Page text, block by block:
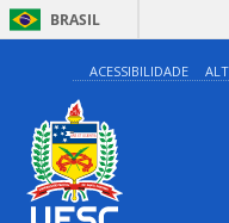
BRASIL
ACESSIBILIDADE